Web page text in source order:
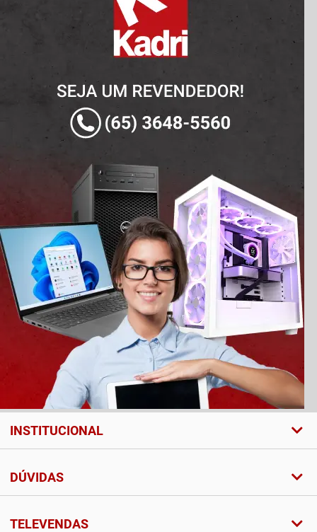
INSTITUCIONAL
DÚVIDAS
TELEVENDAS